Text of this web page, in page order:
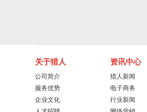
关于猎人
公司简介
服务优势
企业文化
资讯中心
猎人新闻
电子商务
行业新闻